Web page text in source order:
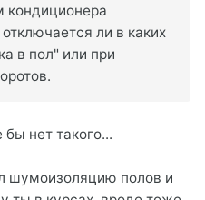
кондиционера
ли в каких
в пол" или при
нет такого...
шумоизоляцию полов и